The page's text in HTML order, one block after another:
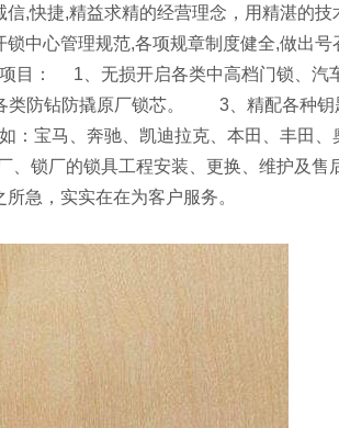
,快捷,精益求精的经营理念，用精湛的
中心管理规范,各项规章制度健全,做出
项目： 1、无损开启各类中高档门锁、
各类防钻防撬原厂锁芯。 3、精配各
：宝马、奔驰、凯迪拉克、本田、丰田
锁厂的锁具工程安装、更换、维护及售
急，实实在在为客户服务。